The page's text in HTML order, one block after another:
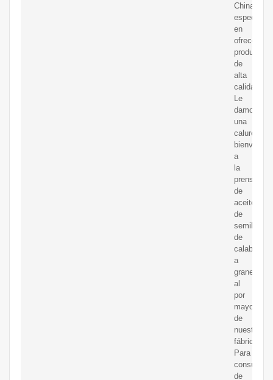
China,
en
ofrecer
productos
de
alta
calidad.
Le
damos
una
calurosa
bienvenida
a
la
prensa
de
aceite
de
semilla
de
calabaza
a
granel
al
por
mayor
de
nuestra
fábrica.
Para
consulta
de